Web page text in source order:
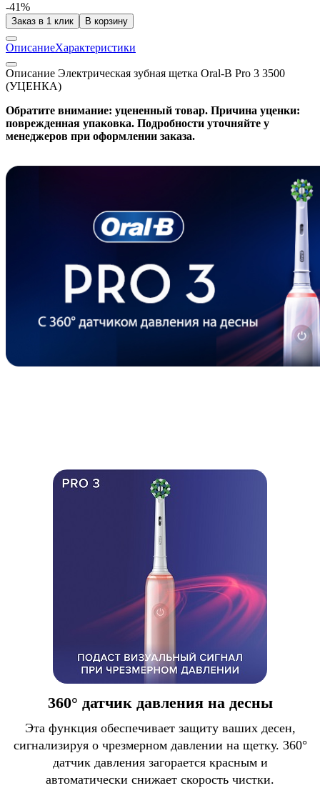
-41%
Заказ в 1 клик В корзину
ОписаниеХарактеристики
Описание Электрическая зубная щетка Oral-B Pro 3 3500
(УЦЕНКА)
Обратите внимание: уцененный товар. Причина уценки:
поврежденная упаковка. Подробности уточняйте у
менеджеров при оформлении заказа.
360° датчик давления на десны
Эта функция обеспечивает защиту ваших десен,
сигнализируя о чрезмерном давлении на щетку. 360°
датчик давления загорается красным и
автоматически снижает скорость чистки.